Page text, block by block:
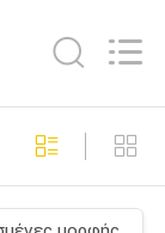
κατασκευή